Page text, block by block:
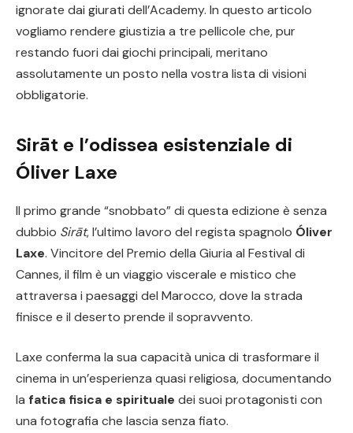
ignorate dai giurati dell’Academy. In questo articolo
vogliamo rendere giustizia a tre pellicole che, pur
restando fuori dai giochi principali, meritano
assolutamente un posto nella vostra lista di visioni
obbligatorie.
Sirāt e l’odissea esistenziale di
Óliver Laxe
Il primo grande “snobbato” di questa edizione è senza
dubbio Sirāt, l’ultimo lavoro del regista spagnolo Óliver
Laxe. Vincitore del Premio della Giuria al Festival di
Cannes, il film è un viaggio viscerale e mistico che
attraversa i paesaggi del Marocco, dove la strada
finisce e il deserto prende il sopravvento.
Laxe conferma la sua capacità unica di trasformare il
cinema in un’esperienza quasi religiosa, documentando
la fatica fisica e spirituale dei suoi protagonisti con
una fotografia che lascia senza fiato.